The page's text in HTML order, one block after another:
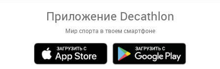
Завантажуй додаток!
Комфортні покупки, ексклюзивні
пропозиції і зручний каталог в твоєму телефоні